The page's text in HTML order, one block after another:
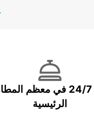
خدمة 24/7 في معظم
الرئيسية